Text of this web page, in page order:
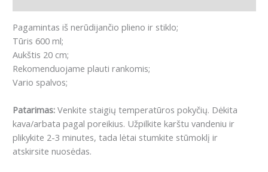
Pagamintas iš nerūdijančio plieno ir stiklo;
Tūris 600 ml;
Aukštis 20 cm;
Rekomenduojame plauti rankomis;
Vario spalvos;
Patarimas: Venkite staigių temperatūros pokyčių. Dėkita
kava/arbata pagal poreikius. Užpilkite karštu vandeniu ir
plikykite 2-3 minutes, tada lėtai stumkite stūmoklį ir
atskirsite nuosėdas.